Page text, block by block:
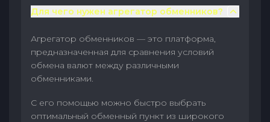
Для чего нужен агрегатор обменников?
Агрегатор обменников — это платформа,
предназначенная для сравнения условий
обмена валют между различными
обменниками.
С его помощью можно быстро выбрать
оптимальный обменный пункт из широкого